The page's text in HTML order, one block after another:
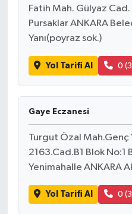
Fatih Mah. Gülyaz Cad.
Pursaklar ANKARA
Yanı(poyraz sok.)
Yol Tarifi Al 0
Gaye Eczanesi
Turgut Özal Mah.Genç
2163.Cad.B1 Blok No:1
Yenimahalle ANKARA
Yol Tarifi Al 0